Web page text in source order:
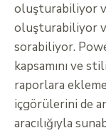
oluşturabiliyor
oluşturabiliyor
sorabiliyor.
kapsamını ve
raporlara
içgörülerini de
aracılığıyla